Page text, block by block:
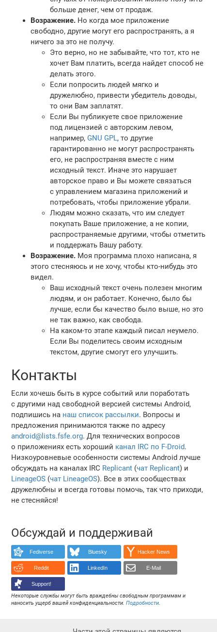
больше денег, чем от продаж.
Возражение. Но когда мое приложение
свободно, другие могут его распространять, а я
ничего за это не получу.
Это верно, но не забывайте, что тот, кто не
хочет Вам платить, всегда найдет способ не
делать этого.
Если попросить людей мягко и
дружелюбно, привести убедитель доводы,
то они Вам заплатят.
Если Вы публикуете свое приложение
под лицензией с авторским левом,
например, GNU GPL, то другие
гарантированно не могут распространять
его, не распространяя вместе с ним
исходный текст. Иначе это нарушает
авторское право и Вы можете связаться
с управлением магазина приложений и
потребовать, чтобы приложение убрали.
Людям можно сказать, что им следует
покупать Ваше приложение, а не копии,
распространяемые другими, чтобы отметить
и поддержать Вашу работу.
Возражение. Моя программа плохо написана, я
этого стесняюсь и не хочу, чтобы кто-нибудь это
видел.
Ваш исходный текст очень полезен многим
людям, и он работает. Конечно, было бы
лучше, если бы качество было выше, но это
не так важно, как свобода.
На каком-то этапе каждый писал неумело.
Если Вы поделитесь своим исходным
текстом, другие смогут его улучшить.
Контакты
Если хочешь быть в курсе событий или поработать
с другими над свободной версией системы Android,
подпишись на наш список рассылки. Вопросы и
предложения принимаются также по адресу
android@lists.fsfe.org. Для технических вопросов
о приложениях есть хороший канал IRC по F-Droid.
Низкоуровневые особенности системы Android лучше
обсуждать на каналах IRC Replicant (чат Replicant) и
LineageOS (чат LineageOS). Все в этих сообществах
дружелюбны и всегда готовы помочь, так что приходи,
не стесняйся!
Обсуждай и поддерживай
Fediverse Bluesky Hacker News
Reddit LinkedIn E-Mail
Support!
Некоторые службы могут быть враждебны свободным программам и
наносить ущерб вашей конфиденциальности.Подробности.